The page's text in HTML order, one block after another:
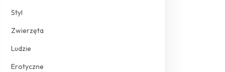
Styl
Zwierzęta
Ludzie
Erotyczne